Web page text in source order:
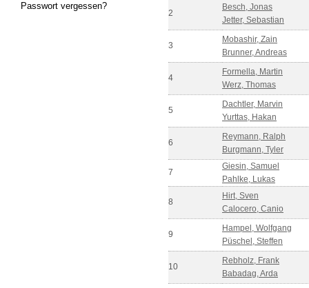
Passwort vergessen?
2
Besch, Jonas
Jetter, Sebastian
3
Mobashir, Zain
Brunner, Andreas
4
Formella, Martin
Werz, Thomas
5
Dachtler, Marvin
Yurttas, Hakan
6
Reymann, Ralph
Burgmann, Tyler
7
Giesin, Samuel
Pahlke, Lukas
8
Hirt, Sven
Calocero, Canio
9
Hampel, Wolfgang
Püschel, Steffen
10
Rebholz, Frank
Babadag, Arda